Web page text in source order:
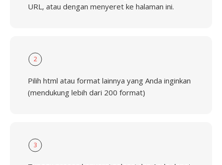
URL, atau dengan menyeret ke halaman ini.
2
Pilih html atau format lainnya yang Anda inginkan
(mendukung lebih dari 200 format)
3